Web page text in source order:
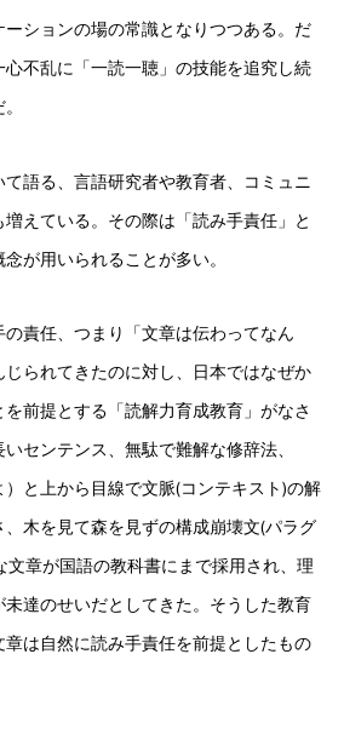
ションの場の常識となりつつある。だ
不乱に「一読一聴」の技能を追究し続
語る、言語研究者や教育者、コミュニ
えている。その際は「読み手責任」と
が用いられることが多い。
責任、つまり「文章は伝わってなん
られてきたのに対し、日本ではなぜか
前提とする「読解力育成教育」がなさ
センテンス、無駄で難解な修辞法、
）と上から目線で文脈(コンテキスト)の解
木を見て森を見ずの構成崩壊文(パラグ
章が国語の教科書にまで採用され、理
達のせいだとしてきた。そうした教育
は自然に読み手責任を前提としたもの